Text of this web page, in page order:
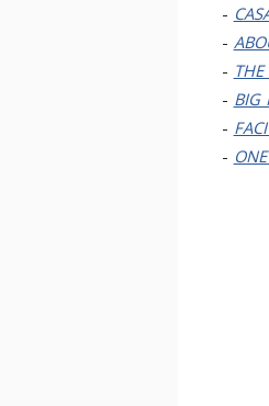
-
-
- THE
- BIG
-
-